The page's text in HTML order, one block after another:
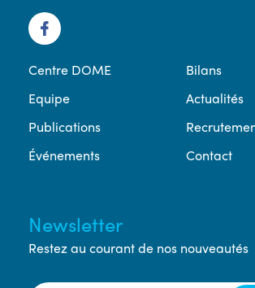
Centre DOME
Equipe
Publications
Événements
Bilans
Actualités
Contact
Newsletter
Restez au courant de nos nouveautés